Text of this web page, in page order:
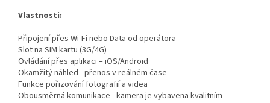
Vlastnosti:
Připojení přes Wi-Fi nebo Data od operátora
Slot na SIM kartu (3G/4G)
Ovládání přes aplikaci – iOS/Android
Okamžitý náhled - přenos v reálném čase
Funkce pořizování fotografií a videa
Obousměrná komunikace - kamera je vybavena kvalitním